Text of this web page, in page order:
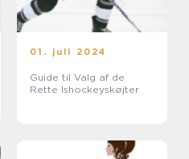
01. juli 2024
Guide til Valg af de
Rette Ishockeyskøjter